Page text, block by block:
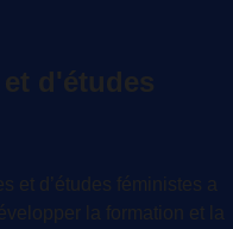
d'études
et d’études féministes a
la formation et la